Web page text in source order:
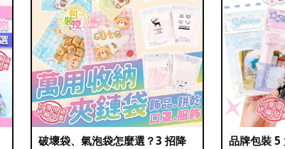
破壞袋、氣泡袋怎麼選？3 招降
品牌包裝 5